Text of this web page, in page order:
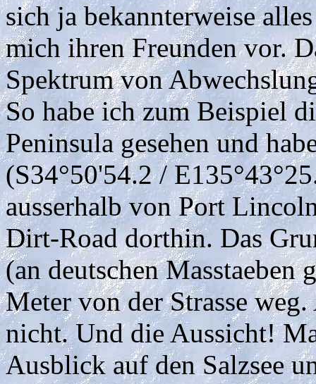
sich ja bekannterweise
mich ihren Freunden vor.
Spektrum von
So habe ich zum Beispiel
Peninsula gesehen und
(S34°50'54.2 /
ausserhalb von Port
Dirt-Road dorthin. Das
(an deutschen Masstaeben
Meter von der Strasse
nicht. Und die Aussicht!
Ausblick auf den Salzsee